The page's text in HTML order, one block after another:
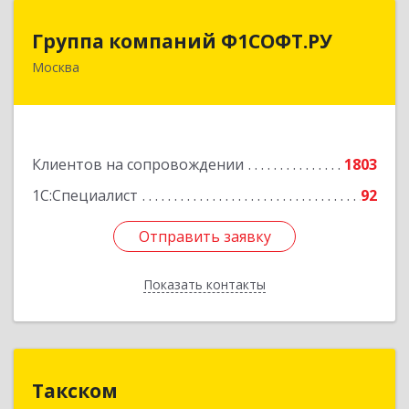
Группа компаний Ф1СОФТ.РУ
Москва
Клиентов на сопровождении
1803
1С:Специалист
92
Отправить заявку
Показать контакты
Группа компаний Ф1СОФТ.РУ
101000, Москва г, Лубянский проезд, дом №
Отправить заявку
Назад
Такском